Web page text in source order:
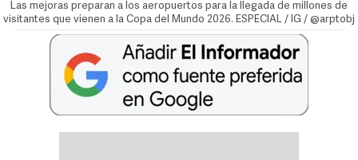
Las mejoras preparan a los aeropuertos para la llegada de millones de
visitantes que vienen a la Copa del Mundo 2026. ESPECIAL / IG / @arptobj